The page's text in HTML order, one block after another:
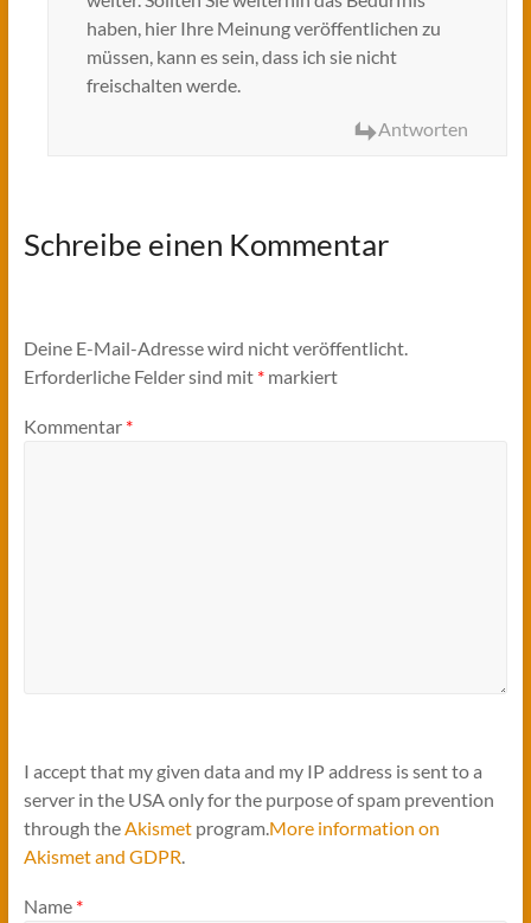
haben, hier Ihre Meinung veröffentlichen zu
müssen, kann es sein, dass ich sie nicht
freischalten werde.
Antworten
Schreibe einen Kommentar
Deine E-Mail-Adresse wird nicht veröffentlicht.
Erforderliche Felder sind mit *markiert
Kommentar *
I accept that my given data and my IP address is sent to a
server in the USA only for the purpose of spam prevention
through theAkismetprogram.More information on
Akismet and GDPR.
Name *